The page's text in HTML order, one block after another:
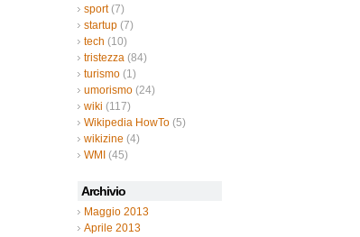
sport(7)
startup (7)
tech (10)
tristezza (84)
turismo (1)
umorismo (24)
wiki (117)
Wikipedia HowTo (5)
wikizine (4)
WMI (45)
Archivio
Maggio 2013
Aprile 2013